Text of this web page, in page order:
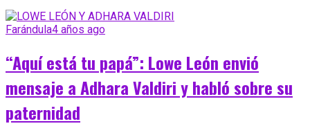
Farándula4 años ago
“Aquí está tu papá”: Lowe León envió
mensaje a Adhara Valdiri y habló sobre su
paternidad